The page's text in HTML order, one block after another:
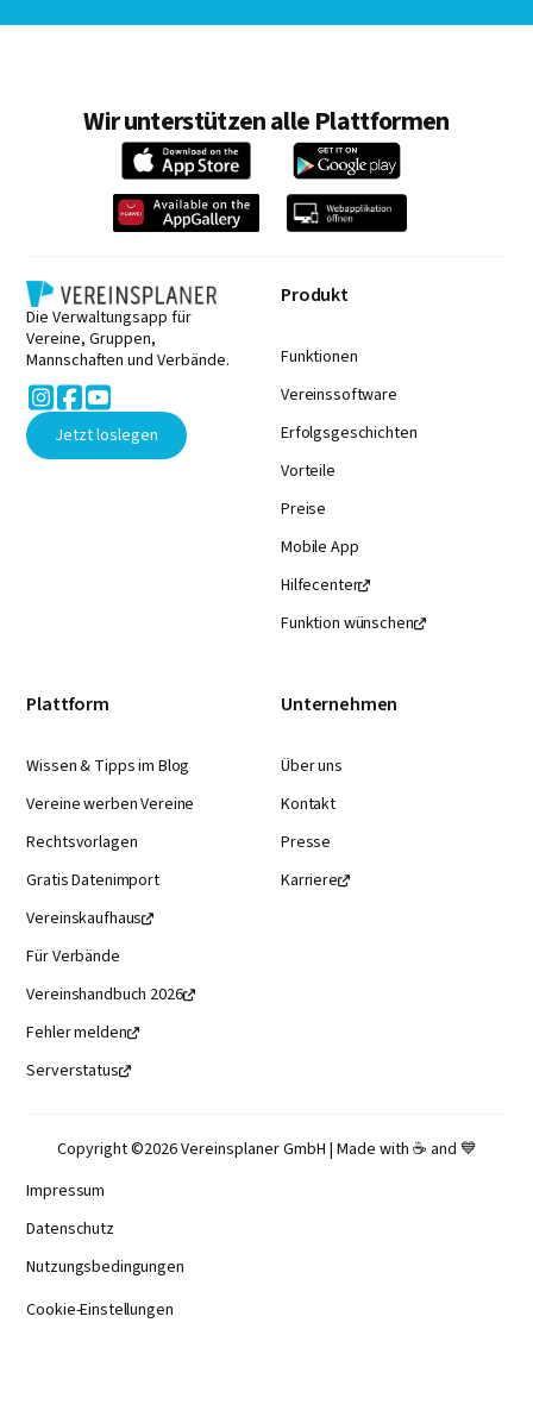
Wir unterstützen alle Plattformen
Die Verwaltungsapp für
Vereine, Gruppen,
Mannschaften und Verbände.

Jetzt loslegen
Produkt
Funktionen
Vereinssoftware
Erfolgsgeschichten
Vorteile
Preise
Mobile App
Hilfecenter
Funktion wünschen
Plattform
Wissen & Tipps im Blog
Vereine werben Vereine
Rechtsvorlagen
Gratis Datenimport
Vereinskaufhaus
Für Verbände
Vereinshandbuch 2026
Fehler melden
Serverstatus
Unternehmen
Über uns
Kontakt
Presse
Karriere
Copyright ©2026 Vereinsplaner GmbH | Made with ☕️ and 💙
Impressum
Datenschutz
Nutzungsbedingungen
Cookie-Einstellungen